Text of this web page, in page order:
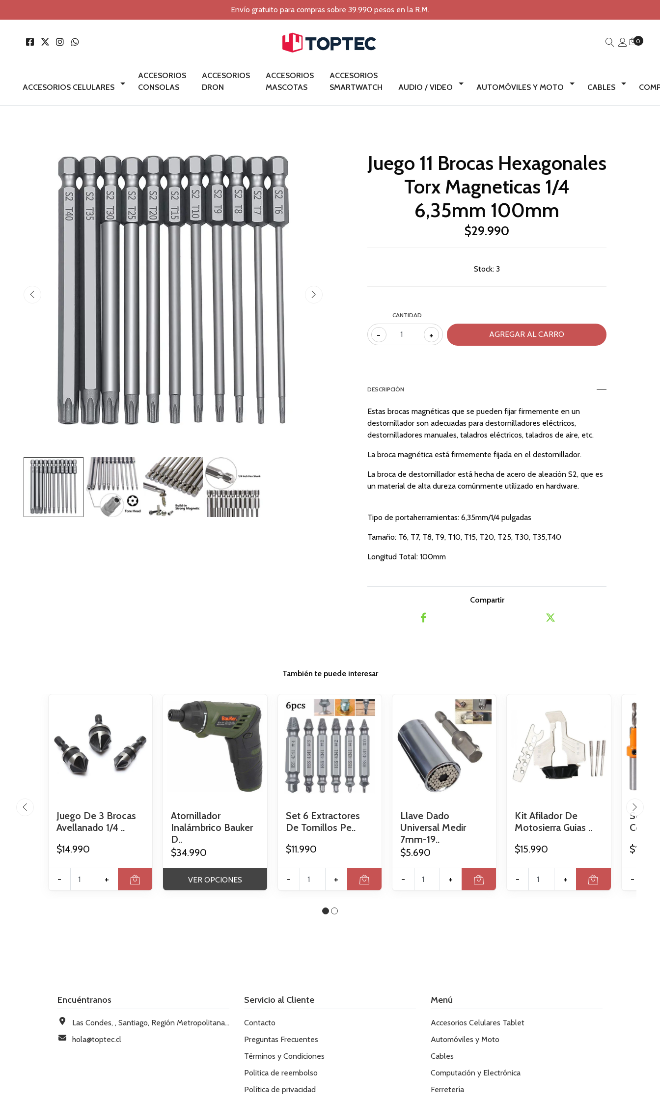
Envío gratuito para compras sobre 39.990 pesos en la R.M.
0
ACCESORIOS CELULARES
ACCESORIOS
CONSOLAS
ACCESORIOS
DRON
ACCESORIOS
MASCOTAS
ACCESORIOS
SMARTWATCH
AUDIO / VIDEO AUTOMÓVILES Y MOTO CABLES
Juego 11 Brocas Hexagonales
Torx Magneticas 1/4
6,35mm 100mm
$29.990
Stock: 3
CANTIDAD
- +
DESCRIPCIÓN
Estas brocas magnéticas que se pueden fijar firmemente en un
destornillador son adecuadas para destornilladores eléctricos,
destornilladores manuales, taladros eléctricos, taladros de aire, etc.
La broca magnética está firmemente fijada en el destornillador.
La broca de destornillador está hecha de acero de aleación S2, que es
un material de alta dureza comúnmente utilizado en hardware.
Tipo de portaherramientas: 6,35mm/1/4 pulgadas
Tamaño: T6, T7, T8, T9, T10, T15, T20, T25, T30, T35,T40
Longitud Total: 100mm
Compartir
También te puede interesar
Juego De 3 Brocas
Avellanado 1/4 ..
$14.990
- +
Atornillador
Inalámbrico Bauker
D..
$34.990
VER OPCIONES
Set 6 Extractores
De Tornillos Pe..
$11.990
- +
Llave Dado
Universal Medir
7mm-19..
$5.690
- +
Kit Afilador De
Motosierra Guias ..
$15.990
- +
Set
Con
-
Encuéntranos
Las Condes, , Santiago, Región Metropolitana, Chile
hola@toptec.cl
Servicio al Cliente
Contacto
Preguntas Frecuentes
Términos y Condiciones
Politica de reembolso
Política de privacidad
Menú
Accesorios Celulares Tablet
Automóviles y Moto
Cables
Computación y Electrónica
Ferretería